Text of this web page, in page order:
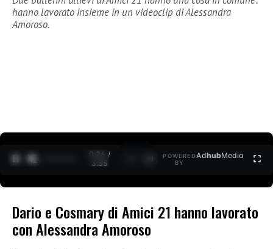
hanno lavorato insieme in un videoclip di Alessandra
Amoroso.
0:27 /
3:35
POWERED
BY
AdhubMedia
Dario e Cosmary di Amici 21 hanno lavorato
con Alessandra Amoroso